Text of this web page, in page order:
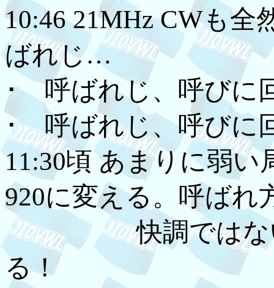
10:46 21MHz CWも全
ばれじ…
･ 呼ばれじ、呼びに
･ 呼ばれじ、呼びに
11:30頃 あまりに弱い
920に変える。呼ばれ
快調ではないが
る！